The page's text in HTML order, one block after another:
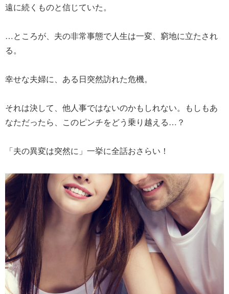
遠に続くものと信じていた。
…ところが、夫の非常事態で人生は一変、窮地に立たされ
る。
幸せな夫婦に、ある日突然訪れた危機。
それは決して、他人事ではないのかもしれない。もしもあ
なただったら、このピンチをどう乗り越える…？
「夫の異変は突然に」一挙に全話おさらい！